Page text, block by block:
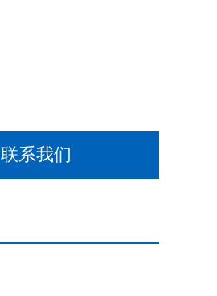
联系我们